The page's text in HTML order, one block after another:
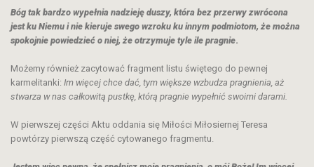
Bóg tak bardzo wypełnia nadzieję duszy, która bez przerwy zwrócona
jest ku Niemu i nie kieruje swego wzroku ku innym podmiotom, że można
spokojnie powiedzieć o niej, że otrzymuje tyle ile pragnie.
Możemy również zacytować fragment listu świętego do pewnej
karmelitanki: Im więcej chce dać, tym większe wzbudza pragnienia, aż
stwarza w nas całkowitą pustkę, którą pragnie wypełnić swoimi darami.
W pierwszej części Aktu oddania się Miłości Miłosiernej Teresa
powtórzy pierwszą część cytowanego fragmentu.